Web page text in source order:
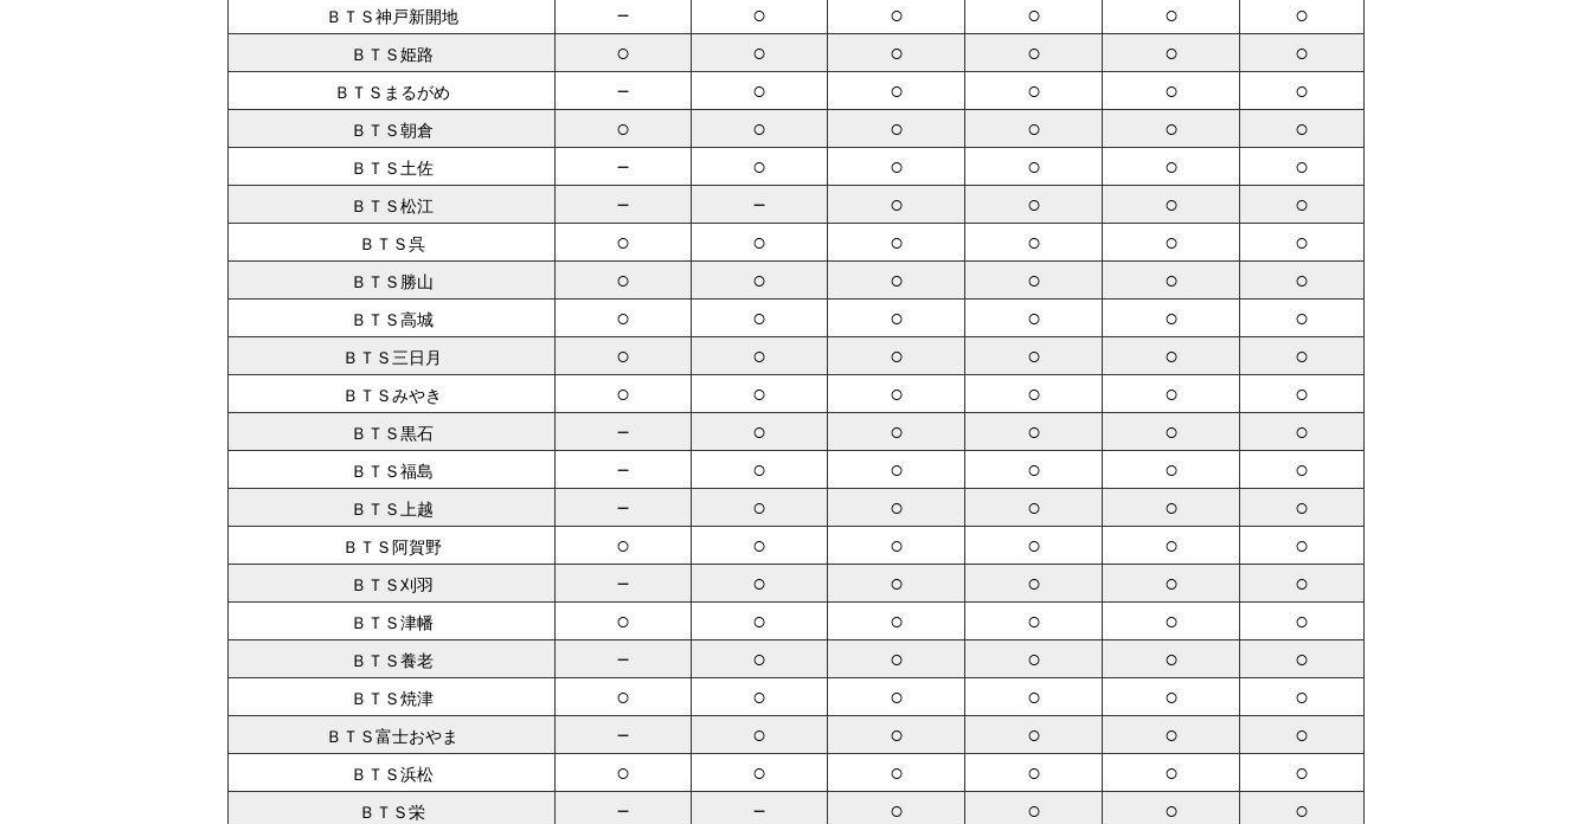
ＢＴＳ神戸新開地 － ○ ○ ○ ○ ○
ＢＴＳ姫路 ○ ○ ○ ○ ○ ○
ＢＴＳまるがめ － ○ ○ ○ ○ ○
ＢＴＳ朝倉 ○ ○ ○ ○ ○ ○
ＢＴＳ土佐 － ○ ○ ○ ○ ○
ＢＴＳ松江 － － ○ ○ ○ ○
ＢＴＳ呉 ○ ○ ○ ○ ○ ○
ＢＴＳ勝山 ○ ○ ○ ○ ○ ○
ＢＴＳ高城 ○ ○ ○ ○ ○ ○
ＢＴＳ三日月 ○ ○ ○ ○ ○ ○
ＢＴＳみやき ○ ○ ○ ○ ○ ○
ＢＴＳ黒石 － ○ ○ ○ ○ ○
ＢＴＳ福島 － ○ ○ ○ ○ ○
ＢＴＳ上越 － ○ ○ ○ ○ ○
ＢＴＳ阿賀野 ○ ○ ○ ○ ○ ○
ＢＴＳ刈羽 － ○ ○ ○ ○ ○
ＢＴＳ津幡 ○ ○ ○ ○ ○ ○
ＢＴＳ養老 － ○ ○ ○ ○ ○
ＢＴＳ焼津 ○ ○ ○ ○ ○ ○
ＢＴＳ富士おやま － ○ ○ ○ ○ ○
ＢＴＳ浜松 ○ ○ ○ ○ ○ ○
ＢＴＳ栄 － － ○ ○ ○ ○